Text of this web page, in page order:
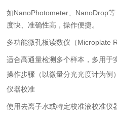
如NanoPhotometer、NanoDrop
度快、准确性高，操作便捷。
多功能微孔板读数仪（Microplate
适合高通量检测多个样本，多用于
操作步骤（以微量分光光度计为例）
仪器校准
使用去离子水或特定校准液校准仪